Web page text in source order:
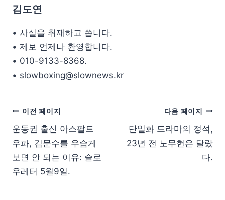
김도연
• 사실을 취재하고 씁니다.
• 제보 언제나 환영합니다.
• 010-9133-8368.
• slowboxing@slownews.kr
이전 페이지
운동권 출신 아스팔트
우파, 김문수를 우습게
보면 안 되는 이유: 슬로
우레터 5월9일.
다음 페이지
단일화 드라마의 정석,
23년 전 노무현은 달랐
다.